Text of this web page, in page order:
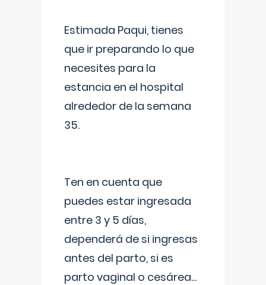
Estimada Paqui, tienes
que ir preparando lo que
necesites para la
estancia en el hospital
alrededor de la semana
35.
Ten en cuenta que
puedes estar ingresada
entre 3 y 5 días,
dependerá de si ingresas
antes del parto, si es
parto vaginal o cesárea...